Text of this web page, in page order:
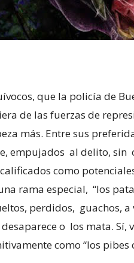
que la policía de
de las fuerzas de
más. Entre sus
empujados al delito,
como
rama especial, “los
perdidos, guachos,
o los mata. Sí,
como “los pibes